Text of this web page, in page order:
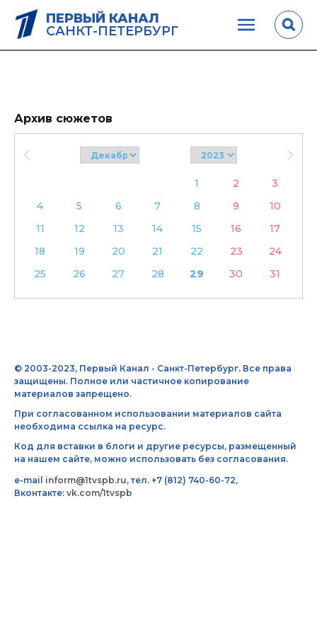
ПЕРВЫЙ КАНАЛ
САНКТ-ПЕТЕРБУРГ
Архив сюжетов
1 2
3
4
5 6 7 8 9
10
11
12 13 14 15 16
17
18
19 20 21 22 23
24
25
26 27 28 29 30 31
© 2003-2023, Первый Канал - Санкт-Петербург. Все права
защищены. Полное или частичное копирование
материалов запрещено.
При согласованном использовании материалов сайта
необходима ссылка на ресурс.
Код для вставки в блоги и другие ресурсы, размещенный
на нашем сайте, можно использовать без согласования.
e-mail inform@1tvspb.ru, тел. +7 (812) 740-60-72,
Вконтакте: vk.com/1tvspb